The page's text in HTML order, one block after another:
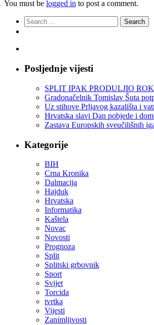
You must be logged in to post a comment.
Search
for:
Posljednje vijesti
SPLIT IPAK PRODULJIO
Gradonačelnik Tomislav Šuta
Uz stihove Prljavog kazališta i
Hrvatska slavi Dan pobjede i
Zastava Europskih sveučilišnih
Kategorije
BIH
Crna Kronika
Dalmacija
Hajduk
Hrvatska
Informatika
Kaštela
Novac
Novosti
Prognoza
Split
Splitski grbovnik
Sport
Svijet
Torcida
tvrtka
Vijesti
Zanimljivosti